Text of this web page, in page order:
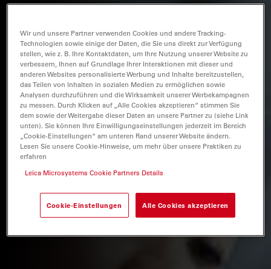
Wir und unsere Partner verwenden Cookies und andere Tracking-
Technologien sowie einige der Daten, die Sie uns direkt zur Verfügung
stellen, wie z. B. Ihre Kontaktdaten, um Ihre Nutzung unserer Website zu
verbessern, Ihnen auf Grundlage Ihrer Interaktionen mit dieser und
anderen Websites personalisierte Werbung und Inhalte bereitzustellen,
das Teilen von Inhalten in sozialen Medien zu ermöglichen sowie
Analysen durchzuführen und die Wirksamkeit unserer Werbekampagnen
zu messen. Durch Klicken auf „Alle Cookies akzeptieren“ stimmen Sie
dem sowie der Weitergabe dieser Daten an unsere Partner zu (siehe Link
unten). Sie können Ihre Einwilligungseinstellungen jederzeit im Bereich
„Cookie-Einstellungen“ am unteren Rand unserer Website ändern.
Lesen Sie unsere Cookie-Hinweise, um mehr über unsere Praktiken zu
erfahren
Leica Microsystems Cookie Partners Details
Cookie-Einstellungen Alle Cookies akzeptieren